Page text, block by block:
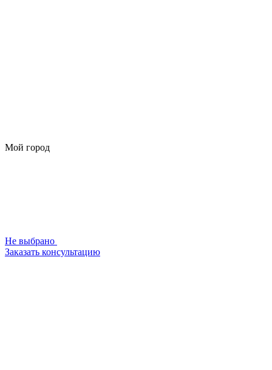
Мой город
Не выбрано
Заказать консультацию